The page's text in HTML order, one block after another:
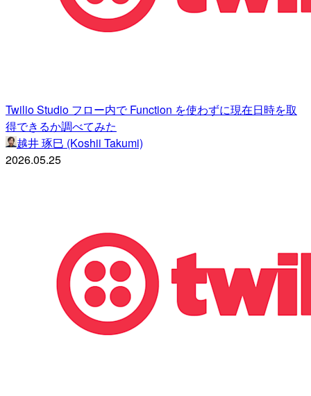
Twilio Studio フロー内で Function を使わずに現在日時を取
得できるか調べてみた
越井 琢巳 (Koshii Takumi)
2026.05.25